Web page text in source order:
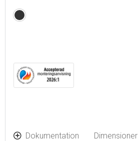
Lystemperatur 6400 K
Matsort
Dokumentation Dimensioner